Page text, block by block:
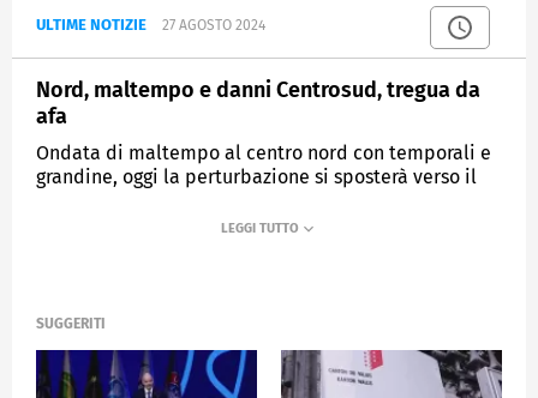
ULTIME NOTIZIE 27 AGOSTO 2024
Nord, maltempo e danni Centrosud, tregua da
afa
Ondata di maltempo al centro nord con temporali e
grandine, oggi la perturbazione si sposterà verso il
SUGGERITI